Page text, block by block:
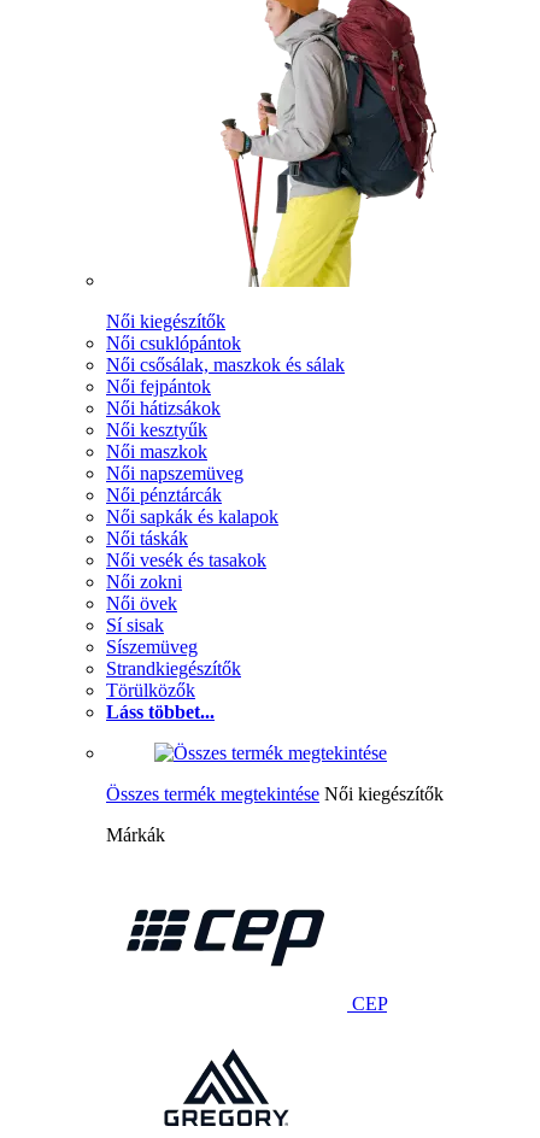
Női kiegészítők
Női csuklópántok
Női csősálak, maszkok és sálak
Női fejpántok
Női hátizsákok
Női kesztyűk
Női maszkok
Női napszemüveg
Női pénztárcák
Női sapkák és kalapok
Női táskák
Női vesék és tasakok
Női zokni
Női övek
Sí sisak
Síszemüveg
Strandkiegészítők
Törülközők
Láss többet...
Összes termék megtekintése Női kiegészítők
Márkák
CEP